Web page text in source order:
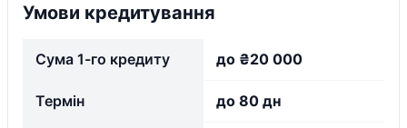
Умови кредитування
Сума 1-го кредиту до ₴20 000
Термін до 80 дн